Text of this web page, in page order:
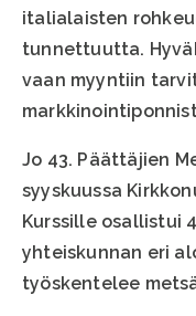
italialaisten
tunnettuutta.
vaan myyntiin
Jo 43. Päättäjien
syyskuussa
Kurssille osallistui
yhteiskunnan eri
työskentelee